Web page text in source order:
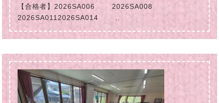
【合格者】2026SA006 2026SA008
2026SA0112026SA014 ..